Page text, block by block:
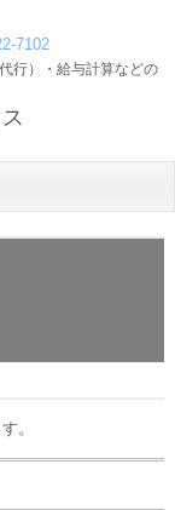
7102
行）・給与計算などの
。